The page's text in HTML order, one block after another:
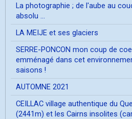
La photographie ; de l'aube au
absolu ...
LA MEIJE et ses glaciers
SERRE-PONCON mon coup de
emménagé dans cet
saisons !
AUTOMNE 2021
CEILLAC village authentique du
(2441m) et les Cairns insolites